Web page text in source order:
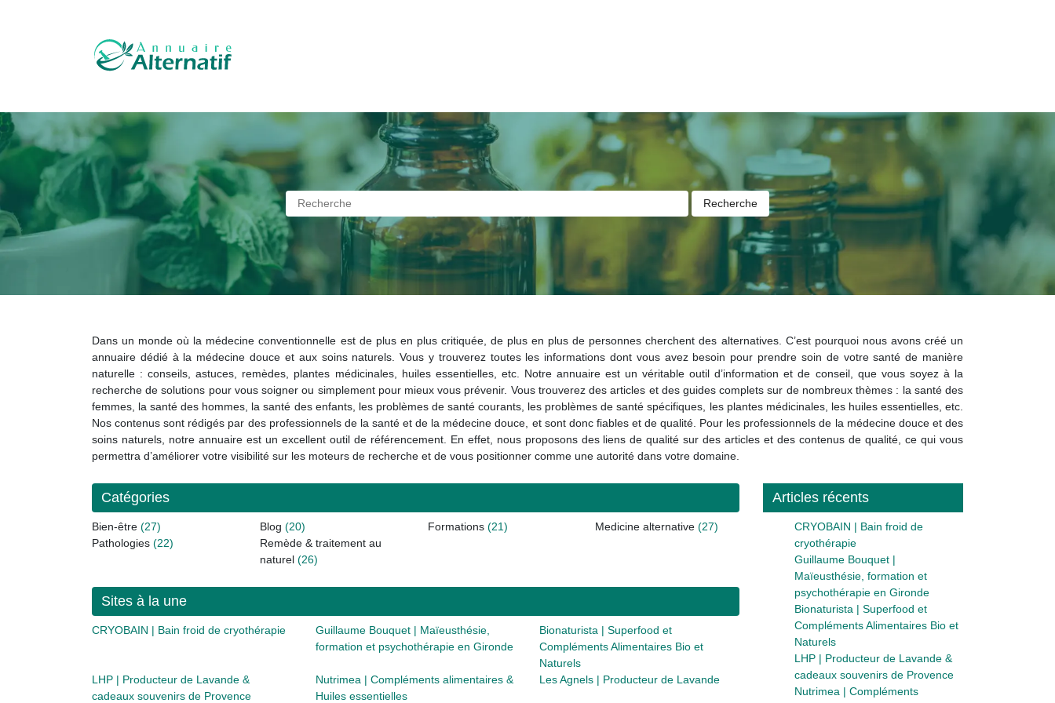
Dans un monde où la médecine conventionnelle est de plus en plus critiquée, de plus en plus de personnes cherchent des alternatives. C’est pourquoi nous avons créé un
annuaire dédié à la médecine douce et aux soins naturels. Vous y trouverez toutes les informations dont vous avez besoin pour prendre soin de votre santé de manière
naturelle : conseils, astuces, remèdes, plantes médicinales, huiles essentielles, etc. Notre annuaire est un véritable outil d’information et de conseil, que vous soyez à la
recherche de solutions pour vous soigner ou simplement pour mieux vous prévenir. Vous trouverez des articles et des guides complets sur de nombreux thèmes : la santé des
femmes, la santé des hommes, la santé des enfants, les problèmes de santé courants, les problèmes de santé spécifiques, les plantes médicinales, les huiles essentielles, etc.
Nos contenus sont rédigés par des professionnels de la santé et de la médecine douce, et sont donc fiables et de qualité. Pour les professionnels de la médecine douce et des
soins naturels, notre annuaire est un excellent outil de référencement. En effet, nous proposons des liens de qualité sur des articles et des contenus de qualité, ce qui vous
permettra d’améliorer votre visibilité sur les moteurs de recherche et de vous positionner comme une autorité dans votre domaine.
Catégories
Bien-être (27) Blog (20) Formations (21) Medicine alternative(27)
Pathologies (22)
Remède & traitement au
naturel (26)
Sites à la une
CRYOBAIN | Bain froid de cryothérapie
Guillaume Bouquet | Maïeusthésie,
formation et psychothérapie en Gironde
Bionaturista | Superfood et
Compléments Alimentaires Bio et
Naturels
LHP | Producteur de Lavande &
cadeaux souvenirs de Provence
Nutrimea | Compléments alimentaires &
Huiles essentielles
Les Agnels | Producteur de Lavande
Articles récents
CRYOBAIN | Bain froid de
cryothérapie
Guillaume Bouquet |
Maïeusthésie, formation et
psychothérapie en Gironde
Bionaturista | Superfood et
Compléments Alimentaires Bio et
Naturels
LHP | Producteur de Lavande &
cadeaux souvenirs de Provence
Nutrimea | Compléments